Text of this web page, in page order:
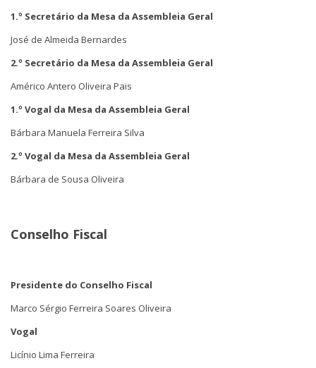
1.º Secretário da Mesa da Assembleia Geral
José de Almeida Bernardes
2.º Secretário da Mesa da Assembleia Geral
Américo Antero Oliveira Pais
1.º Vogal da Mesa da Assembleia Geral
Bárbara Manuela Ferreira Silva
2.º Vogal da Mesa da Assembleia Geral
Bárbara de Sousa Oliveira
Conselho Fiscal
Presidente do Conselho Fiscal
Marco Sérgio Ferreira Soares Oliveira
Vogal
Licínio Lima Ferreira